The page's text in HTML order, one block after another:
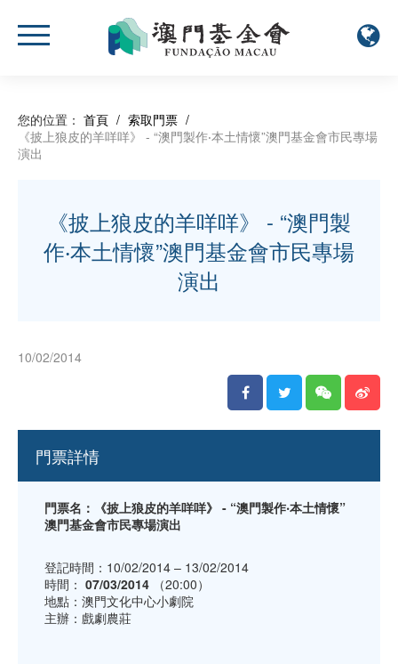
您的位置： 首頁 / 索取門票 /
《披上狼皮的羊咩咩》 - “澳門製作‧本土情懷”澳門基金會市民專場
演出
《披上狼皮的羊咩咩》 - “澳門製
作‧本土情懷”澳門基金會市民專場
演出
10/02/2014
門票詳情
門票名：《披上狼皮的羊咩咩》 - “澳門製作‧本土情懷”
澳門基金會市民專場演出
登記時間：10/02/2014 – 13/02/2014
時間： 07/03/2014
（20:00）
地點：澳門文化中心小劇院
主辦：戲劇農莊